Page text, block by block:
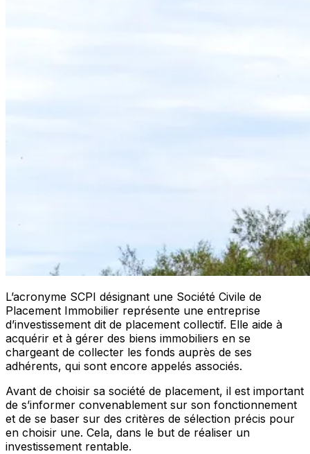
L’acronyme SCPI désignant une Société Civile de
Placement Immobilier représente une entreprise
d’investissement dit de placement collectif. Elle aide à
acquérir et à gérer des biens immobiliers en se
chargeant de collecter les fonds auprès de ses
adhérents, qui sont encore appelés associés.
Avant de choisir sa société de placement, il est important
de s’informer convenablement sur son fonctionnement
et de se baser sur des critères de sélection précis pour
en choisir une. Cela, dans le but de réaliser un
investissement rentable.